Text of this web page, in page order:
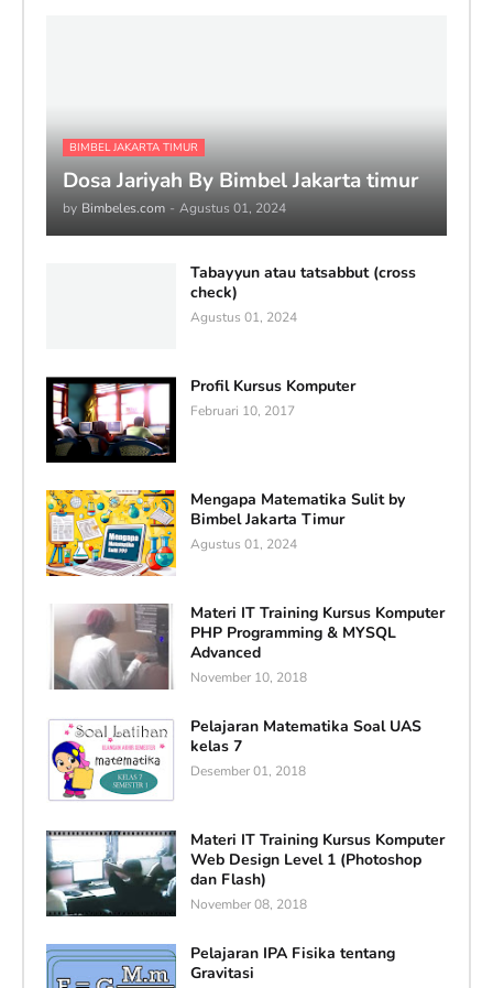
BIMBEL JAKARTA TIMUR
Dosa Jariyah By Bimbel Jakarta timur
by Bimbeles.com - Agustus 01, 2024
Tabayyun atau tatsabbut (cross
check)
Agustus 01, 2024
Profil Kursus Komputer
Februari 10, 2017
Mengapa Matematika Sulit by
Bimbel Jakarta Timur
Agustus 01, 2024
Materi IT Training Kursus Komputer
PHP Programming & MYSQL
Advanced
November 10, 2018
Pelajaran Matematika Soal UAS
kelas 7
Desember 01, 2018
Materi IT Training Kursus Komputer
Web Design Level 1 (Photoshop
dan Flash)
November 08, 2018
Pelajaran IPA Fisika tentang
Gravitasi